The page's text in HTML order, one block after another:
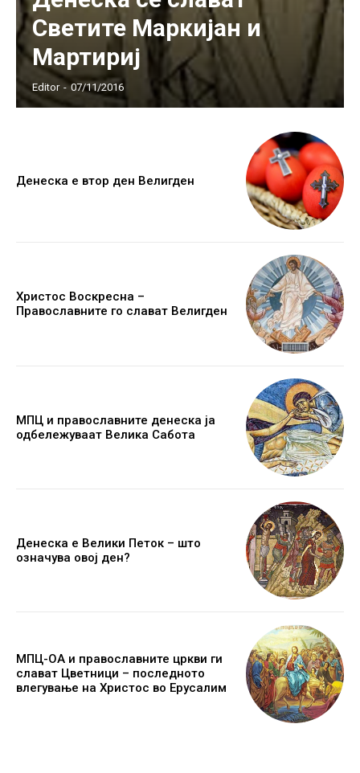
Светите Маркијан и
Мартириј
Editor - 07/11/2016
Денеска е втор ден Велигден
Христос Воскресна –
Православните го слават Велигден
МПЦ и православните денеска ја
одбележуваат Велика Сабота
Денеска е Велики Петок – што
означува овој ден?
МПЦ-ОА и православните цркви ги
слават Цветници – последното
влегување на Христос во Ерусалим